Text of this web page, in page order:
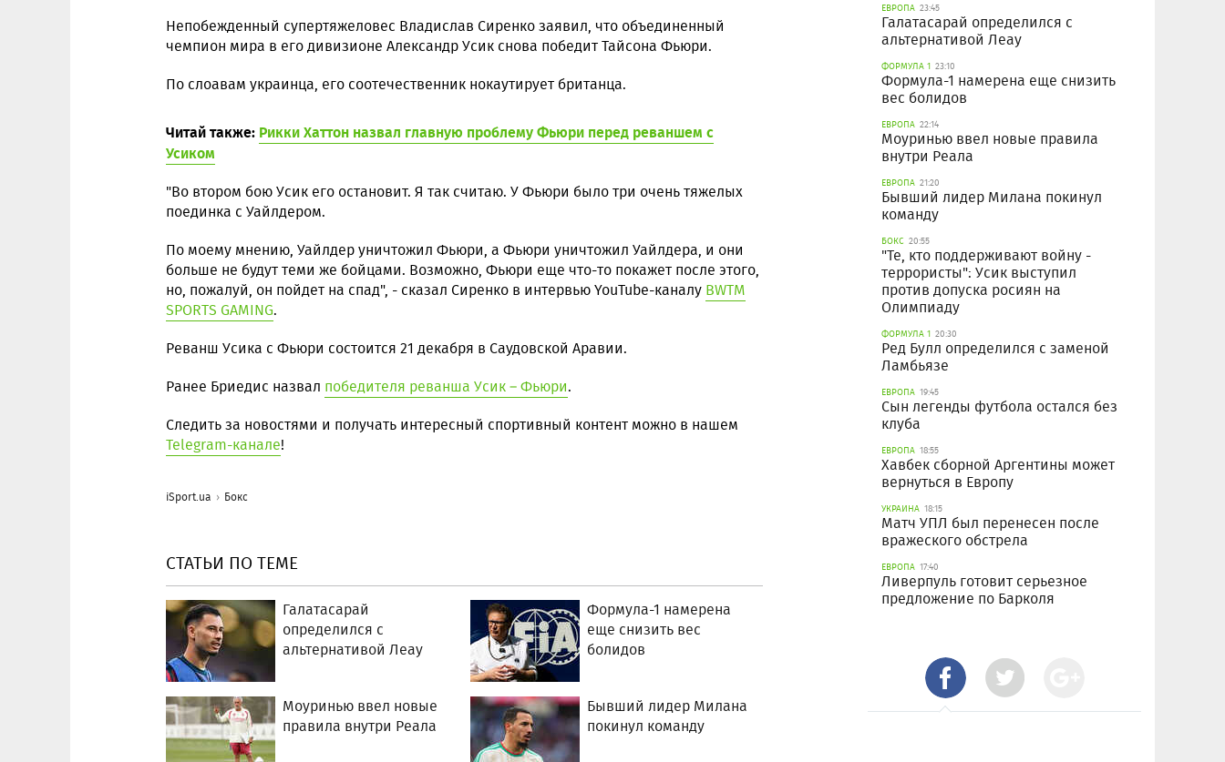
Непобежденный супертяжеловес Владислав Сиренко заявил, что объединенный
чемпион мира в его дивизионе Александр Усик снова победит Тайсона Фьюри.
По слоавам украинца, его соотечественник нокаутирует британца.
Читай также: Рикки Хаттон назвал главную проблему Фьюри перед реваншем с
Усиком
"Во втором бою Усик его остановит. Я так считаю. У Фьюри было три очень тяжелых
поединка с Уайлдером.
По моему мнению, Уайлдер уничтожил Фьюри, а Фьюри уничтожил Уайлдера, и они
больше не будут теми же бойцами. Возможно, Фьюри еще что-то покажет после этого,
но, пожалуй, он пойдет на спад", - сказал Сиренко в интервью YouTube-каналу BWTM
SPORTS GAMING.
Реванш Усика с Фьюри состоится 21 декабря в Саудовской Аравии.
Ранее Бриедис назвал победителя реванша Усик – Фьюри.
Следить за новостями и получать интересный спортивный контент можно в нашем
Telegram-канале!
iSport.ua Бокс
СТАТЬИ ПО ТЕМЕ
Галатасарай
определился с
альтернативой Леау
Формула-1 намерена
еще снизить вес
болидов
Моуринью ввел новые
правила внутри Реала
Бывший лидер Милана
покинул команду
ЕВРОПА 23:45
Галатасарай определился с
альтернативой Леау
ФОРМУЛА 1 23:10
Формула-1 намерена еще снизить
вес болидов
ЕВРОПА 22:14
Моуринью ввел новые правила
внутри Реала
ЕВРОПА 21:20
Бывший лидер Милана покинул
команду
БОКС 20:55
"Те, кто поддерживают войну -
террористы": Усик выступил
против допуска росиян на
Олимпиаду
ФОРМУЛА 1 20:30
Ред Булл определился с заменой
Ламбьязе
ЕВРОПА 19:45
Сын легенды футбола остался без
клуба
ЕВРОПА 18:55
Хавбек сборной Аргентины может
вернуться в Европу
УКРАИНА 18:15
Матч УПЛ был перенесен после
вражеского обстрела
ЕВРОПА 17:40
Ливерпуль готовит серьезное
предложение по Барколя